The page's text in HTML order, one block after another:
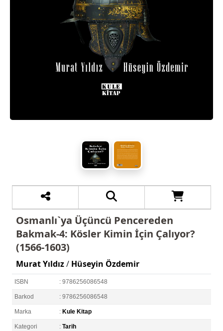
Osmanlı`ya Üçüncü Pencereden
Bakmak-4: Kösler Kimin İçin Çalıyor?
(1566-1603)
Murat Yıldız/ Hüseyin Özdemir
ISBN : 9786256086548
Barkod : 9786256086548
Marka : Kule Kitap
Kategori : Tarih